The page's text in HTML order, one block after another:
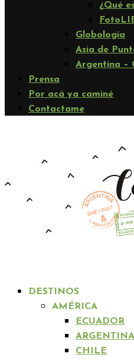
¿Qué
Globología
Asia de
Argentina –
Prensa
Por acá ya caminé
Contactame
DESTINOS
AMÉRICA
ECUADOR
ARGENTINA
CHILE